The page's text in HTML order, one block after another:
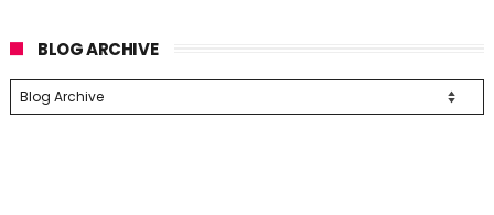
BLOG ARCHIVE